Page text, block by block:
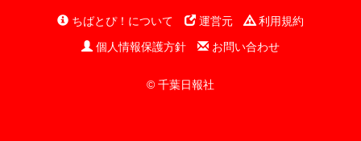
ちばとぴ！について 運営元
利用規約
個人情報保護方針
お問い合わせ
© 千葉日報社